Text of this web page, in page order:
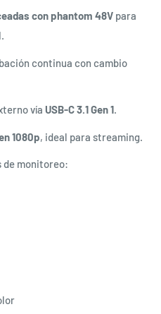
con phantom 48V para
continua con cambio
vía USB-C 3.1 Gen 1.
1080p, ideal para streaming.
de monitoreo: